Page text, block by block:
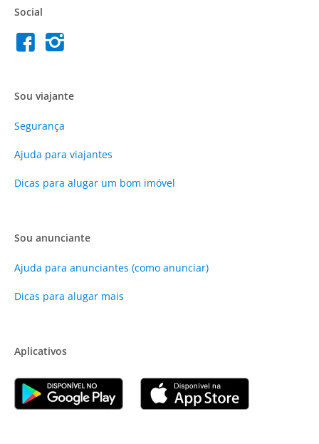
Social
Sou viajante
Segurança
Ajuda para viajantes
Dicas para alugar um bom imóvel
Sou anunciante
Ajuda para anunciantes (como anunciar)
Dicas para alugar mais
Aplicativos